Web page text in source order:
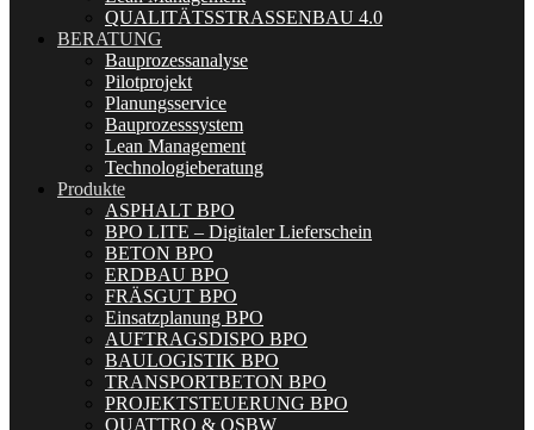
QUALITÄTSSTRASSENBAU 4.0
BERATUNG
Bauprozessanalyse
Pilotprojekt
Planungsservice
Bauprozesssystem
Lean Management
Technologieberatung
Produkte
ASPHALT BPO
BPO LITE – Digitaler Lieferschein
BETON BPO
ERDBAU BPO
FRÄSGUT BPO
Einsatzplanung BPO
AUFTRAGSDISPO BPO
BAULOGISTIK BPO
TRANSPORTBETON BPO
PROJEKTSTEUERUNG BPO
QUATTRO & QSBW